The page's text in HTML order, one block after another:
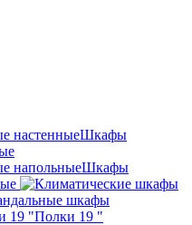
Шкафы
Шкафы
Полки 19 "